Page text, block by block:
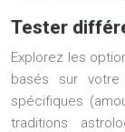
Tester
Explorez les
basés sur
spécifiques
traditions